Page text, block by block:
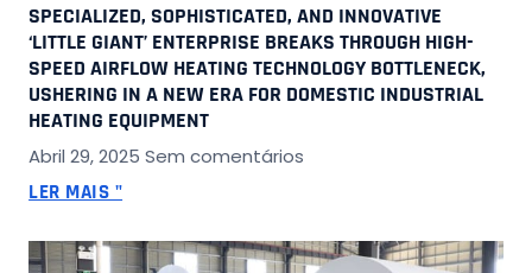
SPECIALIZED, SOPHISTICATED, AND INNOVATIVE
‘LITTLE GIANT’ ENTERPRISE BREAKS THROUGH HIGH-
SPEED AIRFLOW HEATING TECHNOLOGY BOTTLENECK,
USHERING IN A NEW ERA FOR DOMESTIC INDUSTRIAL
HEATING EQUIPMENT
Abril 29, 2025Sem comentários
LER MAIS "